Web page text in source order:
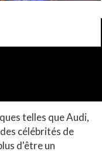
telles que Audi,
célébrités de
d'être un